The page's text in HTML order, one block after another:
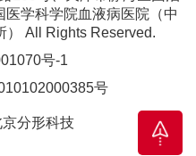
医学科学院血液病医院（中
） All Rights Reserved.
号-1
号
京分形科技